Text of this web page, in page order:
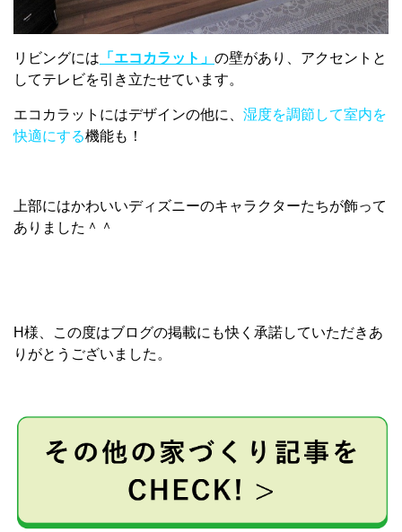
リビングには 「エコカラット」 の壁があり、アクセントと
してテレビを引き立たせています。
エコカラットにはデザインの他に、 湿度を調節して室内を
快適にする機能も！
上部にはかわいいディズニーのキャラクターたちが飾って
ありました＾＾
H様、この度はブログの掲載にも快く承諾していただきあ
りがとうございました。